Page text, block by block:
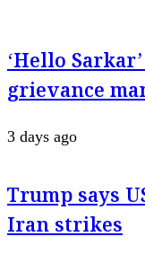
‘Hello
grievance
3 days ago
Trump says
Iran strikes